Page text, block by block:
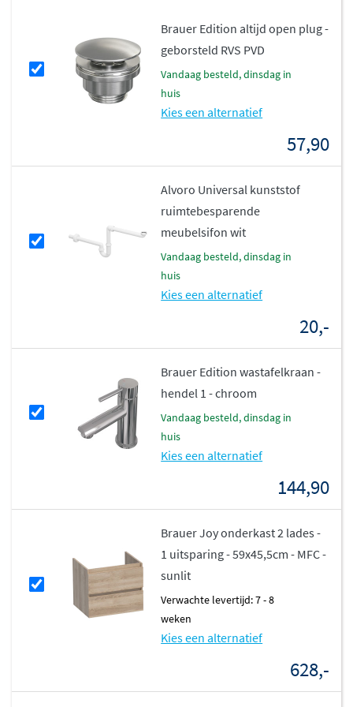
marmerkleuren
Calacatta Gold
Copper Brown
Ruime keuze in breedtes en
Deze wastafel is verkrijgbaar in breedtes van 60 tot 200
cm, en afhankelijk van het formaat met 0, 1 of 2
kraangaten. De 120 cm dubbele variant is voorzien van
onderkasten en kranen
De Coral wastafel sluit naadloos aan op onderkasten uit
deJoy Adoreseries. In combinatie met een Brauer
kraan creëer je een stijlvol geheel dat luxe en
functionaliteit samenbrengt.
Over het materiaal Artificial Marble
(marmerlook)
Wat is Artificial Marble (marmerlook)? Marmerlook is
een composiet materiaal van onder andere kwartsiet,
steen, een bindmiddel zoals hars en verschillende
kleurstoffen om het materiaal zijn realistische marmer
comfort.
Brauer Edition altijd open plug -
geborsteld RVS PVD
vandaag besteld, dinsdag in
huis
Kies een alternatief
57,90
Alvoro Universal kunststof
ruimtebesparende
meubelsifon wit
vandaag besteld, dinsdag in
huis
Kies een alternatief
20,-
Brauer Edition wastafelkraan -
hendel 1 - chroom
vandaag besteld, dinsdag in
huis
Kies een alternatief
144,90
Brauer Joy onderkast 2 lades -
1 uitsparing - 59x45,5cm - MFC -
sunlit
Verwachte levertijd: 7 - 8
weken
Kies een alternatief
628,-